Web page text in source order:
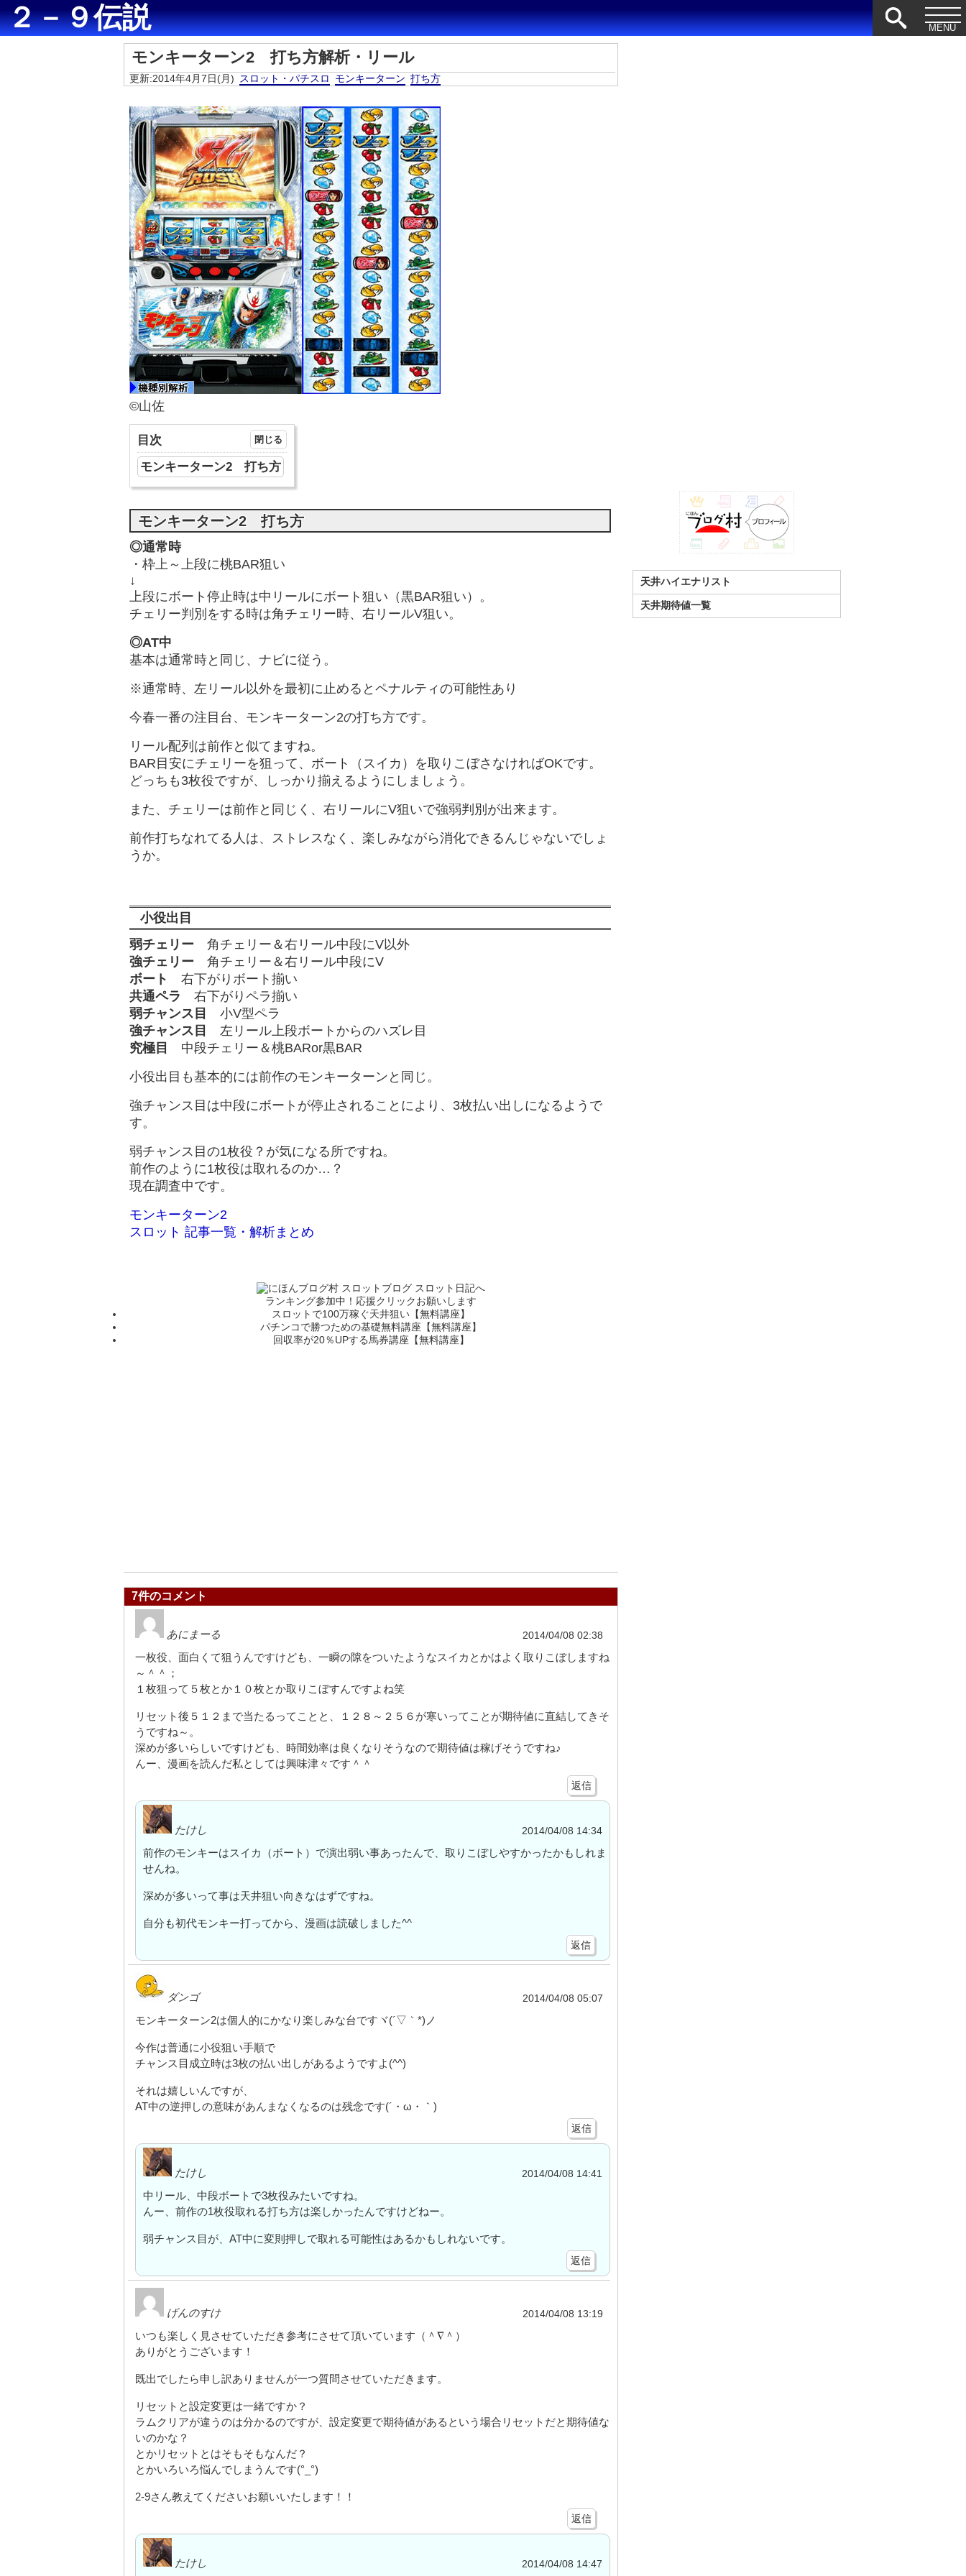
２－９伝説
モンキーターン2 打ち方解析・リール
更新:2014年4月7日(月) スロット・パチスロ モンキーターン 打ち方
©山佐
目次
モンキーターン2 打ち方
モンキーターン2 打ち方
◎通常時
・枠上～上段に桃BAR狙い
↓
上段にボート停止時は中リールにボート狙い（黒BAR狙い）。
チェリー判別をする時は角チェリー時、右リールV狙い。
◎AT中
基本は通常時と同じ、ナビに従う。
※通常時、左リール以外を最初に止めるとペナルティの可能性あり
今春一番の注目台、モンキーターン2の打ち方です。
リール配列は前作と似てますね。
BAR目安にチェリーを狙って、ボート（スイカ）を取りこぼさなければOKです。
どっちも3枚役ですが、しっかり揃えるようにしましょう。
また、チェリーは前作と同じく、右リールにV狙いで強弱判別が出来ます。
前作打ちなれてる人は、ストレスなく、楽しみながら消化できるんじゃないでしょ
うか。
小役出目
弱チェリー 角チェリー＆右リール中段にV以外
強チェリー 角チェリー＆右リール中段にV
ボート
右下がりボート揃い
共通ペラ 右下がりペラ揃い
弱チャンス目
小V型ペラ
強チャンス目
左リール上段ボートからのハズレ目
究極目
中段チェリー＆桃BARor黒BAR
小役出目も基本的には前作のモンキーターンと同じ。
強チャンス目は中段にボートが停止されることにより、3枚払い出しになるようで
す。
弱チャンス目の1枚役？が気になる所ですね。
前作のように1枚役は取れるのか…？
現在調査中です。
モンキーターン2
スロット 記事一覧・解析まとめ
ランキング参加中！応援クリックお願いします
スロットで100万稼ぐ天井狙い【無料講座】
パチンコで勝つための基礎無料講座【無料講座】
回収率が20％UPする馬券講座【無料講座】
7件のコメント
あにまーる 2014/04/08 02:38
一枚役、面白くて狙うんですけども、一瞬の隙をついたようなスイカとかはよく取りこぼしますね
～＾＾；
１枚狙って５枚とか１０枚とか取りこぼすんですよね笑
リセット後５１２まで当たるってことと、１２８～２５６が寒いってことが期待値に直結してきそ
うですね～。
深めが多いらしいですけども、時間効率は良くなりそうなので期待値は稼げそうですね♪
んー、漫画を読んだ私としては興味津々です＾＾
返信
たけし 2014/04/08 14:34
前作のモンキーはスイカ（ボート）で演出弱い事あったんで、取りこぼしやすかったかもしれま
せんね。
深めが多いって事は天井狙い向きなはずですね。
自分も初代モンキー打ってから、漫画は読破しました^^
返信
ダンゴ 2014/04/08 05:07
モンキーターン2は個人的にかなり楽しみな台ですヾ(´▽｀*)ノ
今作は普通に小役狙い手順で
チャンス目成立時は3枚の払い出しがあるようですよ(^^)
それは嬉しいんですが、
AT中の逆押しの意味があんまなくなるのは残念です(´・ω・｀)
返信
たけし 2014/04/08 14:41
中リール、中段ボートで3枚役みたいですね。
んー、前作の1枚役取れる打ち方は楽しかったんですけどねー。
弱チャンス目が、AT中に変則押しで取れる可能性はあるかもしれないです。
返信
げんのすけ 2014/04/08 13:19
いつも楽しく見させていただき参考にさせて頂いています（＾∇＾）
ありがとうございます！
既出でしたら申し訳ありませんが一つ質問させていただきます。
リセットと設定変更は一緒ですか？
ラムクリアが違うのは分かるのですが、設定変更で期待値があるという場合リセットだと期待値な
いのかな？
とかリセットとはそもそもなんだ？
とかいろいろ悩んでしまうんです(°_°)
2-9さん教えてくださいお願いいたします！！
返信
たけし 2014/04/08 14:47
天井ハイエナリスト
天井期待値一覧